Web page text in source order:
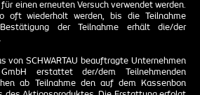
einen erneuten Versuch verwendet werden.
oft wiederholt werden, bis die Teilnahme
der Teilnahme erhält die/der
von SCHWARTAU beauftragte Unternehmen
erstattet der/dem Teilnehmenden
ab Teilnahme den auf dem Kassenbon